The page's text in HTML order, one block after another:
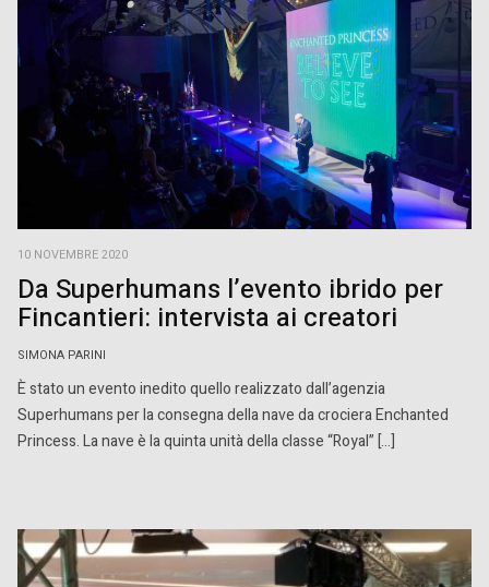
10 NOVEMBRE 2020
Da Superhumans l’evento ibrido per
Fincantieri: intervista ai creatori
SIMONA PARINI
È stato un evento inedito quello realizzato dall’agenzia
Superhumans per la consegna della nave da crociera Enchanted
Princess. La nave è la quinta unità della classe “Royal” […]